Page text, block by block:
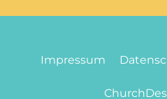
Impressum